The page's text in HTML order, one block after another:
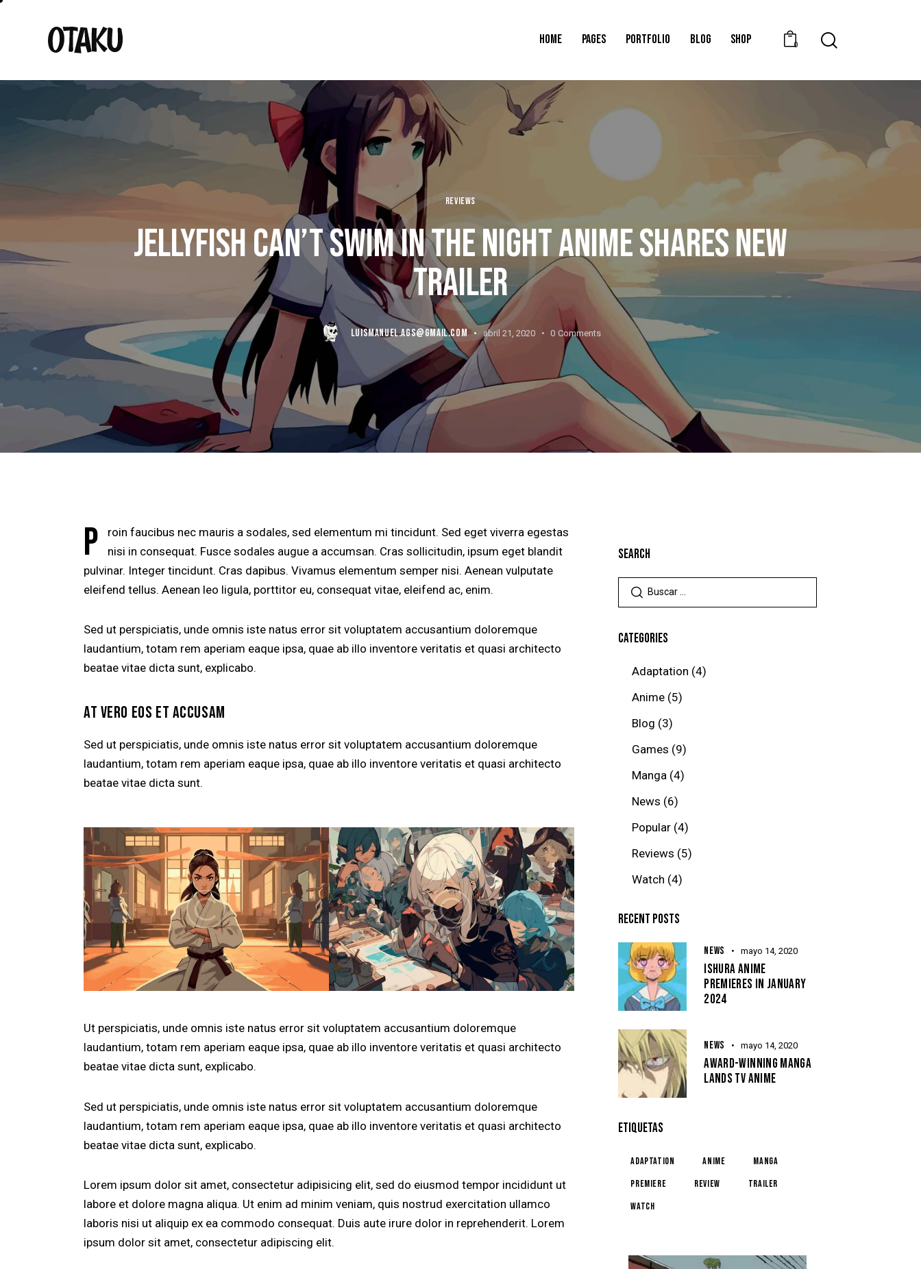
HOME PAGES PORTFOLIO BLOG SHOP 0
REVIEWS
JELLYFISH CAN’T SWIM IN THE NIGHT ANIME SHARES NEW
TRAILER
LUISMANUEL.AGS@GMAIL.COM abril 21, 2020 0 Comments
P
roin faucibus nec mauris a sodales, sed elementum mi tincidunt. Sed eget viverra egestas
nisi in consequat. Fusce sodales augue a accumsan. Cras sollicitudin, ipsum eget blandit
pulvinar. Integer tincidunt. Cras dapibus. Vivamus elementum semper nisi. Aenean vulputate
eleifend tellus. Aenean leo ligula, porttitor eu, consequat vitae, eleifend ac, enim.
Sed ut perspiciatis, unde omnis iste natus error sit voluptatem accusantium doloremque
laudantium, totam rem aperiam eaque ipsa, quae ab illo inventore veritatis et quasi architecto
beatae vitae dicta sunt, explicabo.
AT VERO EOS ET ACCUSAM
Sed ut perspiciatis, unde omnis iste natus error sit voluptatem accusantium doloremque
laudantium, totam rem aperiam eaque ipsa, quae ab illo inventore veritatis et quasi architecto
beatae vitae dicta sunt.
Ut perspiciatis, unde omnis iste natus error sit voluptatem accusantium doloremque
laudantium, totam rem aperiam eaque ipsa, quae ab illo inventore veritatis et quasi architecto
beatae vitae dicta sunt, explicabo.
Sed ut perspiciatis, unde omnis iste natus error sit voluptatem accusantium doloremque
laudantium, totam rem aperiam eaque ipsa, quae ab illo inventore veritatis et quasi architecto
beatae vitae dicta sunt, explicabo.
Lorem ipsum dolor sit amet, consectetur adipisicing elit, sed do eiusmod tempor incididunt ut
labore et dolore magna aliqua. Ut enim ad minim veniam, quis nostrud exercitation ullamco
laboris nisi ut aliquip ex ea commodo consequat. Duis aute irure dolor in reprehenderit. Lorem
ipsum dolor sit amet, consectetur adipiscing elit.
SEARCH
CATEGORIES
Adaptation (4)
Anime(5)
Blog (3)
Games (9)
Manga(4)
News (6)
Popular(4)
Reviews (5)
Watch (4)
RECENT POSTS
NEWS mayo 14, 2020
ISHURA ANIME
PREMIERES IN JANUARY
2024
NEWS mayo 14, 2020
AWARD-WINNING MANGA
LANDS TV ANIME
ETIQUETAS
Adaptation Anime
Manga
Premiere
Review
Trailer
Watch